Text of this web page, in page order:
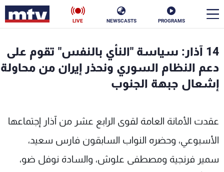
PROGRAMS
NEWSCASTS
LIVE
14 آذار: سياسة "النأي بالنفس" تقوم على
دعم النظام السوري ونحذر إيران من محاولة
إشعال جبهة الجنوب
عقدت الأمانة العامة لقوى الرابع عشر من آذار إجتماعها
الأسبوعي، وحضره النواب السابقون فارس سعيد،
سمير فرنجية ومصطفى علوش، والسادة نوفل ضو،
الأخبار
سياسة
منوعات رياضة
كأس العالم